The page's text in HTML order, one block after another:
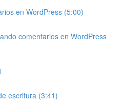
en WordPress (5:00)
comentarios en WordPress
escritura (3:41)